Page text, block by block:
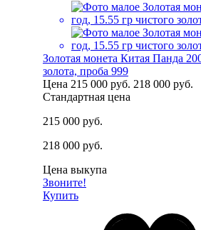
Золотая монета Китая Панда
золота, проба 999
Цена 215 000 руб. 218 000 руб.
Стандартная цена
215 000 руб.
218 000 руб.
Цена выкупа
Звоните!
Купить